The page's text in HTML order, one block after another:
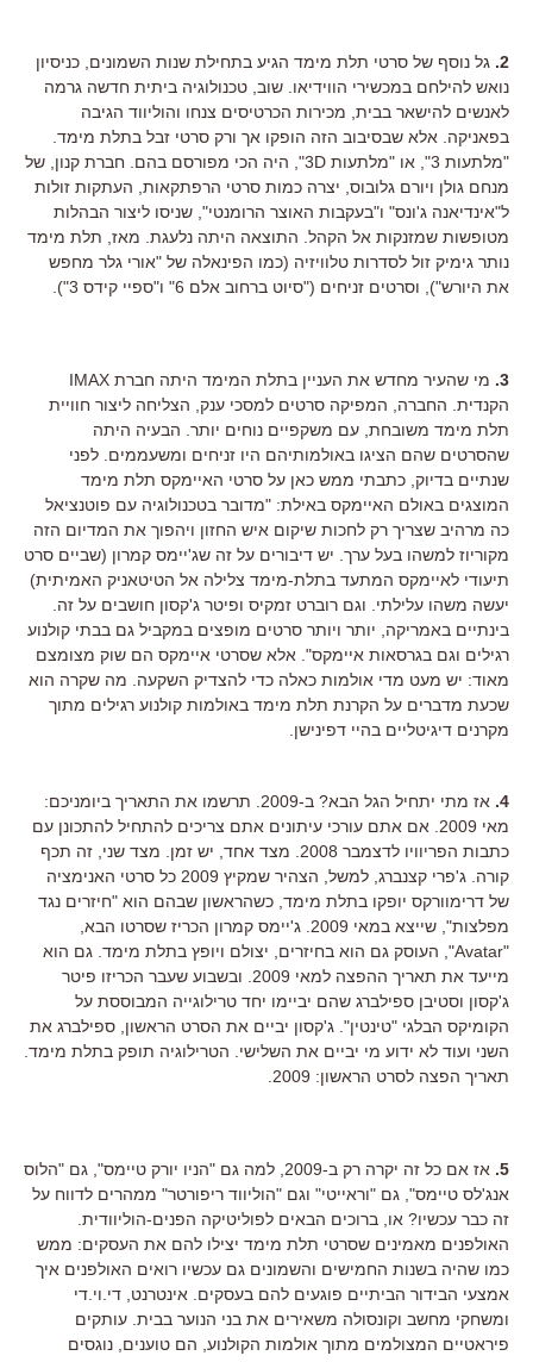
2. גל נוסף של סרטי תלת מימד הגיע בתחילת שנות השמונים, כניסיון
נואש להילחם במכשירי הווידיאו. שוב, טכנולוגיה ביתית חדשה גרמה
לאנשים להישאר בבית, מכירות הכרטיסים צנחו והוליווד הגיבה
בפאניקה. אלא שבסיבוב הזה הופקו אך ורק סרטי זבל בתלת מימד.
"מלתעות 3", או "מלתעות 3D", היה הכי מפורסם בהם. חברת קנון, של
מנחם גולן ויורם גלובוס, יצרה כמות סרטי הרפתקאות, העתקות זולות
ל"אינדיאנה ג'ונס" ו"בעקבות האוצר הרומנטי", שניסו ליצור הבהלות
מטופשות שמזנקות אל הקהל. התוצאה היתה נלעגת. מאז, תלת מימד
נותר גימיק זול לסדרות טלוויזיה (כמו הפינאלה של "אורי גלר מחפש
את היורש"), וסרטים זניחים ("סיוט ברחוב אלם 6" ו"ספיי קידס 3").
3.
מי שהעיר מחדש את העניין בתלת המימד היתה חברת IMAX
הקנדית. החברה, המפיקה סרטים למסכי ענק, הצליחה ליצור חוויית
תלת מימד משובחת, עם משקפיים נוחים יותר. הבעיה היתה
שהסרטים שהם הציגו באולמותיהם היו זניחים ומשעממים. לפני
שנתיים בדיוק, כתבתי ממש כאן על סרטי האיימקס תלת מימד
המוצגים באולם האיימקס באילת: "מדובר בטכנולוגיה עם פוטנציאל
כה מרהיב שצריך רק לחכות שיקום איש החזון ויהפוך את המדיום הזה
מקוריוז למשהו בעל ערך. יש דיבורים על זה שג'יימס קמרון (שביים סרט
תיעודי לאיימקס המתעד בתלת-מימד צלילה אל הטיטאניק האמיתית)
יעשה משהו עלילתי. וגם רוברט זמקיס ופיטר ג'קסון חושבים על זה.
בינתיים באמריקה, יותר ויותר סרטים מופצים במקביל גם בבתי קולנוע
רגילים וגם בגרסאות איימקס". אלא שסרטי איימקס הם שוק מצומצם
מאוד: יש מעט מדי אולמות כאלה כדי להצדיק השקעה. מה שקרה הוא
שכעת מדברים על הקרנת תלת מימד באולמות קולנוע רגילים מתוך
מקרנים דיגיטליים בהיי דפינישן.
4.
אז מתי יתחיל הגל הבא? ב-2009. תרשמו את התאריך ביומניכם:
מאי 2009. אם אתם עורכי עיתונים אתם צריכים להתחיל להתכונן עם
כתבות הפריוויו לדצמבר 2008. מצד אחד, יש זמן. מצד שני, זה תכף
קורה. ג'פרי קצנברג, למשל, הצהיר שמקיץ 2009 כל סרטי האנימציה
של דרימוורקס יופקו בתלת מימד, כשהראשון שבהם הוא "חיזרים נגד
מפלצות", שייצא במאי 2009. ג'יימס קמרון הכריז שסרטו הבא,
"Avatar", העוסק גם הוא בחיזרים, יצולם ויופץ בתלת מימד. גם הוא
מייעד את תאריך ההפצה למאי 2009. ובשבוע שעבר הכריזו פיטר
ג'קסון וסטיבן ספילברג שהם יביימו יחד טרילוגייה המבוססת על
הקומיקס הבלגי "טינטין". ג'קסון יביים את הסרט הראשון, ספילברג את
השני ועוד לא ידוע מי יביים את השלישי. הטרילוגיה תופק בתלת מימד.
תאריך הפצה לסרט הראשון: 2009.
5.
אז אם כל זה יקרה רק ב-2009, למה גם "הניו יורק טיימס", גם "הלוס
אנג'לס טיימס", גם "וראייטי" וגם "הוליווד ריפורטר" ממהרים לדווח על
זה כבר עכשיו? או, ברוכים הבאים לפוליטיקה הפנים-הוליוודית.
האולפנים מאמינים שסרטי תלת מימד יצילו להם את העסקים: ממש
כמו שהיה בשנות החמישים והשמונים גם עכשיו רואים האולפנים איך
אמצעי הבידור הביתיים פוגעים להם בעסקים. אינטרנט, די.וי.די
ומשחקי מחשב וקונסולה משאירים את בני הנוער בבית. עותקים
פיראטיים המצולמים מתוך אולמות הקולנוע, הם טוענים, נוגסים